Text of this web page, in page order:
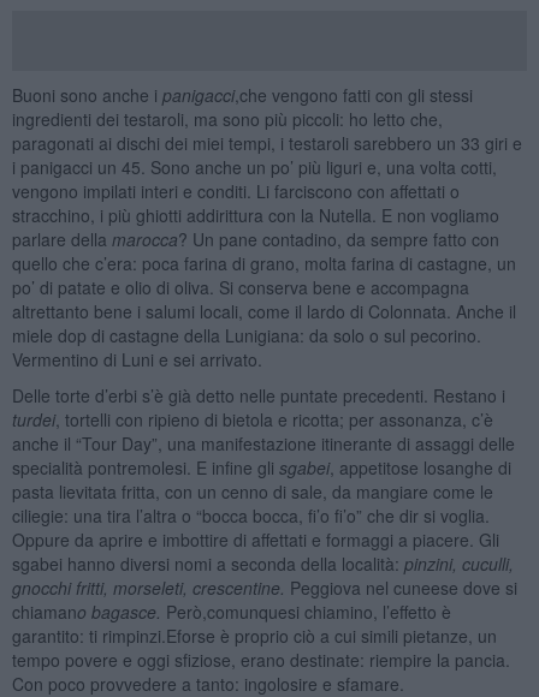
Buoni sono anche i panigacci,che vengono fatti con gli stessi
ingredienti dei testaroli, ma sono più piccoli: ho letto che,
paragonati ai dischi dei miei tempi, i testaroli sarebbero un 33 giri e
i panigacci un 45. Sono anche un po’ più liguri e, una volta cotti,
vengono impilati interi e conditi. Li farciscono con affettati o
stracchino, i più ghiotti addirittura con la Nutella. E non vogliamo
parlare della marocca? Un pane contadino, da sempre fatto con
quello che c’era: poca farina di grano, molta farina di castagne, un
po’ di patate e olio di oliva. Si conserva bene e accompagna
altrettanto bene i salumi locali, come il lardo di Colonnata. Anche il
miele dop di castagne della Lunigiana: da solo o sul pecorino.
Vermentino di Luni e sei arrivato.
Delle torte d’erbi s’è già detto nelle puntate precedenti. Restano i
turdei, tortelli con ripieno di bietola e ricotta; per assonanza, c’è
anche il “Tour Day”, una manifestazione itinerante di assaggi delle
specialità pontremolesi. E infine gli sgabei, appetitose losanghe di
pasta lievitata fritta, con un cenno di sale, da mangiare come le
ciliegie: una tira l’altra o “bocca bocca, fi’o fi’o” che dir si voglia.
Oppure da aprire e imbottire di affettati e formaggi a piacere. Gli
sgabei hanno diversi nomi a seconda della località: pinzini, cuculli,
gnocchi fritti, morseleti, crescentine. Peggiova nel cuneese dove si
chiamano bagasce. Però,comunquesi chiamino, l’effetto è
garantito: ti rimpinzi.Eforse è proprio ciò a cui simili pietanze, un
tempo povere e oggi sfiziose, erano destinate: riempire la pancia.
Con poco provvedere a tanto: ingolosire e sfamare.